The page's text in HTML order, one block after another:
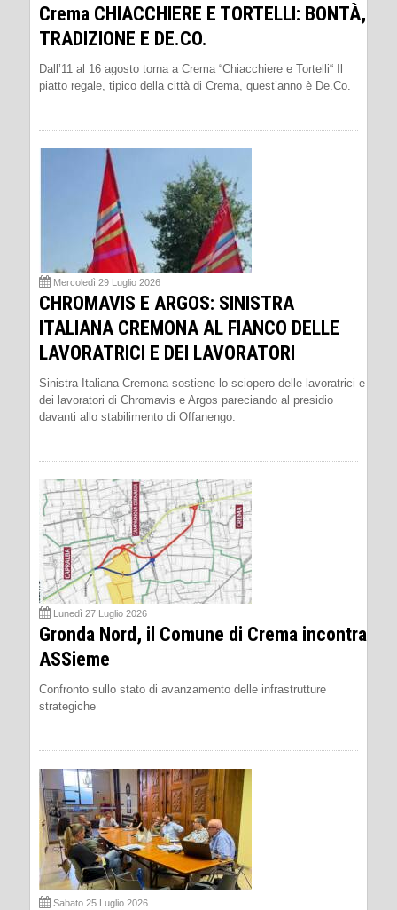
Crema CHIACCHIERE E TORTELLI: BONTÀ,
TRADIZIONE E DE.CO.
Dall’11 al 16 agosto torna a Crema “Chiacchiere e Tortelli“ Il
piatto regale, tipico della città di Crema, quest’anno è De.Co.
Mercoledì 29 Luglio 2026
CHROMAVIS E ARGOS: SINISTRA
ITALIANA CREMONA AL FIANCO DELLE
LAVORATRICI E DEI LAVORATORI
Sinistra Italiana Cremona sostiene lo sciopero delle lavoratrici e
dei lavoratori di Chromavis e Argos pareciando al presidio
davanti allo stabilimento di Offanengo.
Lunedì 27 Luglio 2026
Gronda Nord, il Comune di Crema incontra
ASSieme
Confronto sullo stato di avanzamento delle infrastrutture
strategiche
Sabato 25 Luglio 2026